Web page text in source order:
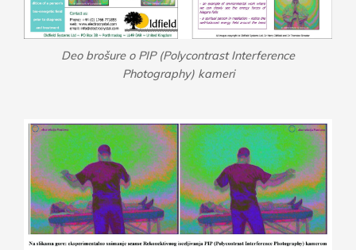
Deo brošure o PIP (Polycontrast Interference
Photography) kameri